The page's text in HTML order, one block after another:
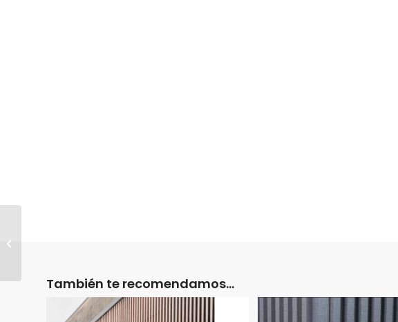
También te recomendamos…